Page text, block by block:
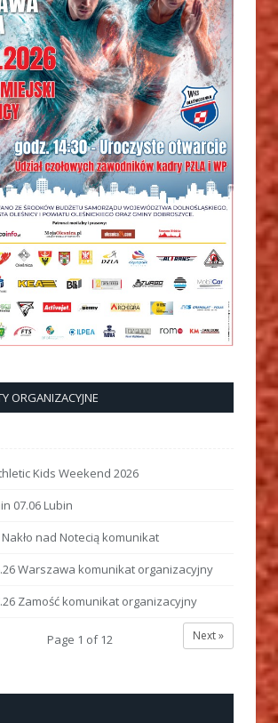
ORGANIZACYJNE
Kids Weekend 2026
07.06 Lubin
Nakło nad Notecią komunikat
Warszawa komunikat organizacyjny
Zamość komunikat organizacyjny
Next »
Page 1 of12